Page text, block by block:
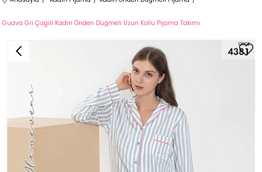
Guava Gri Çizgili Kadın Önden Düğmeli Uzun Kollu Pijama Takımı